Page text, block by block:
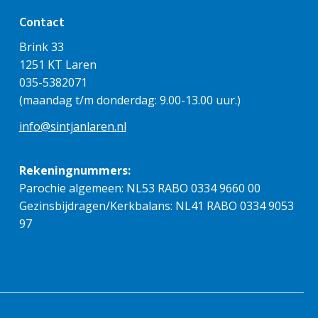
Pastoor Nico in Ethiopië
27 juli 2026
Contact
Brink 33
1251 KT Laren
035-5382071
(maandag t/m donderdag: 9.00-13.00 uur.)
info@sintjanlaren.nl
Rekeningnummers:
Parochie algemeen: NL53 RABO 0334 9660 00
Gezinsbijdragen/Kerkbalans: NL41 RABO 0334 9053
97